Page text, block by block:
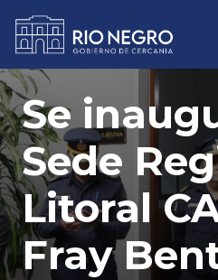
Se
Sede
Litoral
Fray